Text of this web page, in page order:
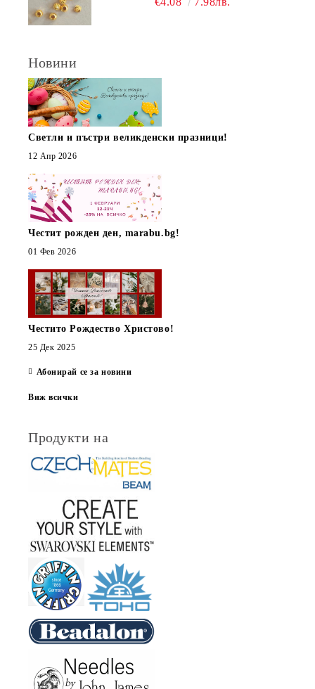
Новини
Светли и пъстри великденски празници!
12 Апр 2026
Честит рожден ден, marabu.bg!
01 Фев 2026
Честито Рождество Христово!
25 Дек 2025
Абонирай се за новини
Виж всички
Продукти на